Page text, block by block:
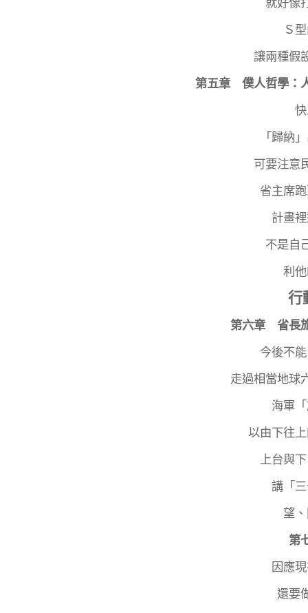
就好像
Ｓ
讓兩種假
第五章 僕人哲學：
「歸納
可要注意
省主席
計畫
不是自
利
行
第六章 省長
今後不
走過相當地球
海軍
以由下往
上台與
講「
望
第
因應
還要